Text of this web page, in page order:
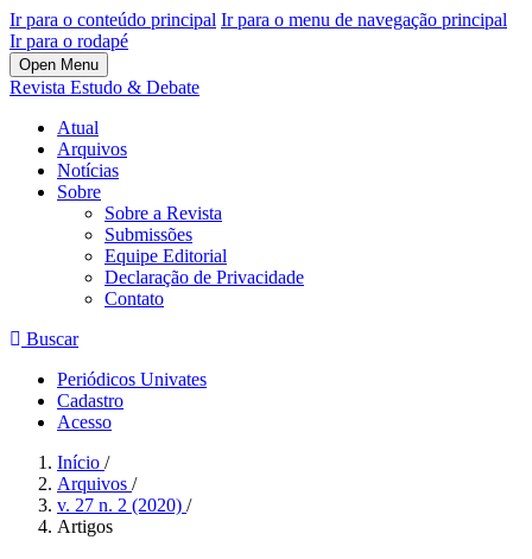
Ir para o conteúdo principal Ir para o menu de navegação principal
Ir para o rodapé
Open Menu
Revista Estudo & Debate
Atual
Arquivos
Notícias
Sobre
Sobre a Revista
Submissões
Equipe Editorial
Declaração de Privacidade
Contato
Buscar
Periódicos Univates
Cadastro
Acesso
Início /
Arquivos /
v. 27 n. 2 (2020) /
Artigos